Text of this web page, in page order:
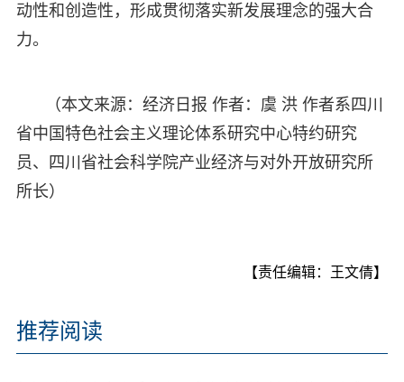
动性和创造性，形成贯彻落实新发展理念的强大合
力。
（本文来源：经济日报 作者：虞 洪 作者系四川
省中国特色社会主义理论体系研究中心特约研究
员、四川省社会科学院产业经济与对外开放研究所
所长）
【责任编辑：王文倩】
推荐阅读